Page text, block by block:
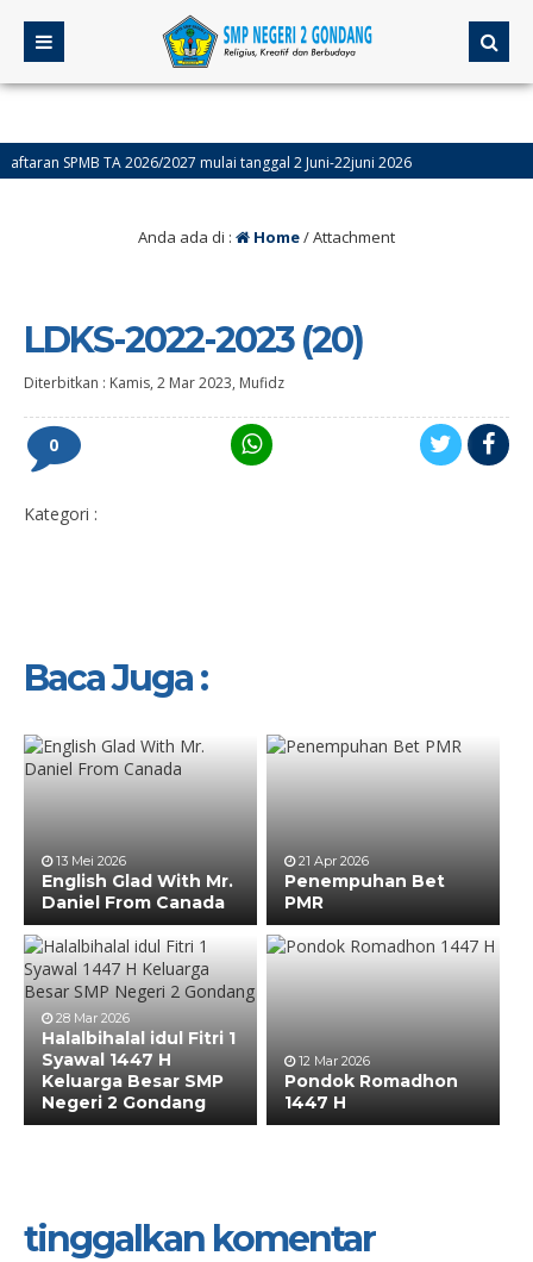
SPMB TA 2026/2027 mulai tanggal 2 Juni-22juni 2026
Sumatif akhir Semester Genap (ASAS) Kelas 9 Dilaksanakan Tanggal 4-9
Anda ada di : Home/ Attachment
LDKS-2022-2023 (20)
Diterbitkan : Kamis, 2 Mar 2023, Mufidz
0
Kategori :
Baca Juga :
13 Mei 2026
English Glad With Mr.
Daniel From Canada
21 Apr 2026
Penempuhan Bet
PMR
28 Mar 2026
Halalbihalal idul Fitri 1
Syawal 1447 H
Keluarga Besar SMP
Negeri 2 Gondang
12 Mar 2026
Pondok Romadhon
1447 H
tinggalkan komentar